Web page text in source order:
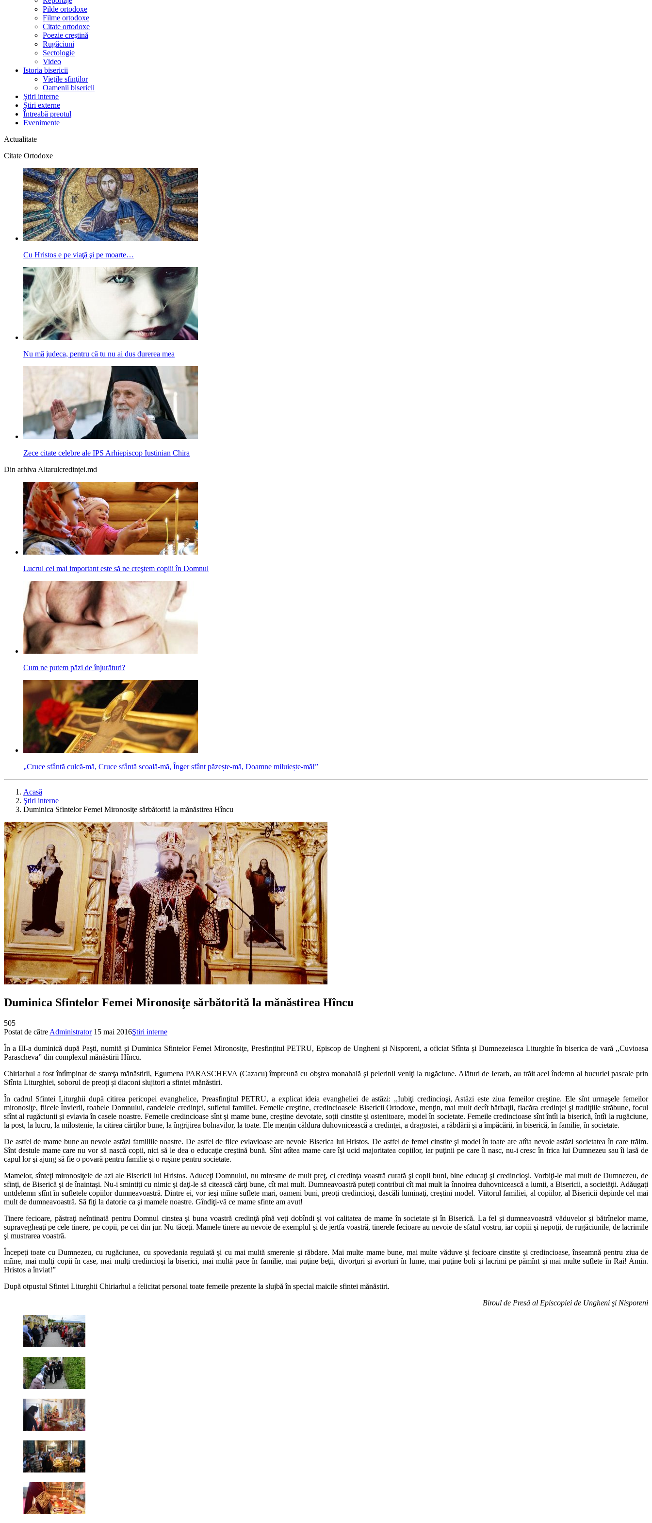
Pilde ortodoxe
Filme ortodoxe
Citate ortodoxe
Poezie creştină
Rugăciuni
Sectologie
Video
Istoria bisericii
Vieţile sfinţilor
Oamenii bisericii
Ştiri interne
Știri externe
Întreabă preotul
Evenimente
Actualitate
Citate Ortodoxe
Cu Hristos e pe viaţă şi pe moarte…
Nu mă judeca, pentru că tu nu ai dus durerea mea
Zece citate celebre ale IPS Arhiepiscop Iustinian Chira
Din arhiva Altarulcredinței.md
Lucrul cel mai important este să ne creştem copiii în Domnul
Cum ne putem păzi de înjurături?
„Cruce sfântă culcă-mă, Cruce sfântă scoală-mă, Înger sfânt păzește-mă, Doamne miluiește-mă!”
Acasă
Ştiri interne
Duminica Sfintelor Femei Mironosiţe sărbătorită la mănăstirea Hîncu
Duminica Sfintelor Femei Mironosiţe sărbătorită la mănăstirea Hîncu
505
Postat de către Administrator 15 mai 2016Ştiri interne
În a III-a duminică după Paşti, numită și Duminica Sfintelor Femei Mironosiţe, Presfințitul PETRU, Episcop de Ungheni și Nisporeni, a oficiat Sfînta și Dumnezeiasca Liturghie în biserica de vară ,,Cuvioasa
Parascheva” din complexul mănăstirii Hîncu.
Chiriarhul a fost întîmpinat de stareţa mănăstirii, Egumena PARASCHEVA (Cazacu) împreună cu obştea monahală şi pelerinii veniţi la rugăciune. Alături de Ierarh, au trăit acel îndemn al bucuriei pascale prin
Sfînta Liturghiei, soborul de preoți și diaconi slujitori a sfintei mănăstiri.
În cadrul Sfintei Liturghii după citirea pericopei evanghelice, Preasfinţitul PETRU, a explicat ideia evangheliei de astăzi: ,,Iubiţi credincioşi, Astăzi este ziua femeilor creştine. Ele sînt urmaşele femeilor
mironosiţe, fiicele Învierii, roabele Domnului, candelele credinţei, sufletul familiei. Femeile creştine, credincioasele Bisericii Ortodoxe, menţin, mai mult decît bărbaţii, flacăra credinţei şi tradiţiile străbune, focul
sfînt al rugăciunii şi evlavia în casele noastre. Femeile credincioase sînt şi mame bune, creştine devotate, soţii cinstite şi ostenitoare, model în societate. Femeile credincioase sînt întîi la biserică, întîi la rugăciune,
la post, la lucru, la milostenie, la citirea cărţilor bune, la îngrijirea bolnavilor, la toate. Ele menţin căldura duhovnicească a credinţei, a dragostei, a răbdării şi a împăcării, în biserică, în familie, în societate.
De astfel de mame bune au nevoie astăzi familiile noastre. De astfel de fiice evlavioase are nevoie Biserica lui Hristos. De astfel de femei cinstite şi model în toate are atîta nevoie astăzi societatea în care trăim.
Sînt destule mame care nu vor să nască copii, nici să le dea o educaţie creştină bună. Sînt atîtea mame care îşi ucid majoritatea copiilor, iar puţinii pe care îi nasc, nu-i cresc în frica lui Dumnezeu sau îi lasă de
capul lor şi ajung să fie o povară pentru familie şi o ruşine pentru societate.
Mamelor, sînteţi mironosiţele de azi ale Bisericii lui Hristos. Aduceţi Domnului, nu miresme de mult preţ, ci credinţa voastră curată şi copii buni, bine educaţi şi credincioşi. Vorbiţi-le mai mult de Dumnezeu, de
sfinţi, de Biserică şi de înaintaşi. Nu-i smintiţi cu nimic şi daţi-le să citească cărţi bune, cît mai mult. Dumneavoastră puteţi contribui cît mai mult la înnoirea duhovnicească a lumii, a Bisericii, a societăţii. Adăugaţi
untdelemn sfînt în sufletele copiilor dumneavoastră. Dintre ei, vor ieşi mîine suflete mari, oameni buni, preoţi credincioşi, dascăli luminaţi, creştini model. Viitorul familiei, al copiilor, al Bisericii depinde cel mai
mult de dumneavoastră. Să fiţi la datorie ca şi mamele noastre. Gîndiţi-vă ce mame sfinte am avut!
Tinere fecioare, păstraţi neîntinată pentru Domnul cinstea şi buna voastră credinţă pînă veţi dobîndi şi voi calitatea de mame în societate şi în Biserică. La fel şi dumneavoastră văduvelor şi bătrînelor mame,
supravegheaţi pe cele tinere, pe copii, pe cei din jur. Nu tăceţi. Mamele tinere au nevoie de exemplul şi de jertfa voastră, tinerele fecioare au nevoie de sfatul vostru, iar copiii şi nepoţii, de rugăciunile, de lacrimile
şi mustrarea voastră.
Începeţi toate cu Dumnezeu, cu rugăciunea, cu spovedania regulată şi cu mai multă smerenie şi răbdare. Mai multe mame bune, mai multe văduve şi fecioare cinstite şi credincioase, înseamnă pentru ziua de
mîine, mai mulţi copii în case, mai mulţi credincioşi la biserici, mai multă pace în familie, mai puţine beţii, divorţuri şi avorturi în lume, mai puţine boli şi lacrimi pe pămînt şi mai multe suflete în Rai! Amin.
Hristos a înviat!”
După otpustul Sfintei Liturghii Chiriarhul a felicitat personal toate femeile prezente la slujbă în special maicile sfintei mănăstiri.
Biroul de Presă al Episcopiei de Ungheni şi Nisporeni